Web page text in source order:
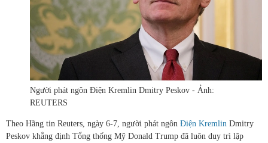
Người phát ngôn Điện Kremlin Dmitry Peskov - Ảnh:
REUTERS
Theo Hãng tin Reuters, ngày 6-7, người phát ngôn Điện Kremlin Dmitry
Peskov khẳng định Tổng thống Mỹ Donald Trump đã luôn duy trì lập